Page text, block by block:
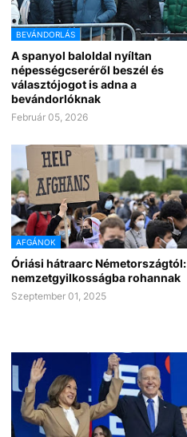
BEVÁNDORLÁS
A spanyol baloldal nyíltan
népességcseréről beszél és
választójogot is adna a
bevándorlóknak
Február 05, 2026
AFGÁNOK
Óriási hátraarc Németországtól:
nemzetgyilkosságba rohannak
Szeptember 01, 2025